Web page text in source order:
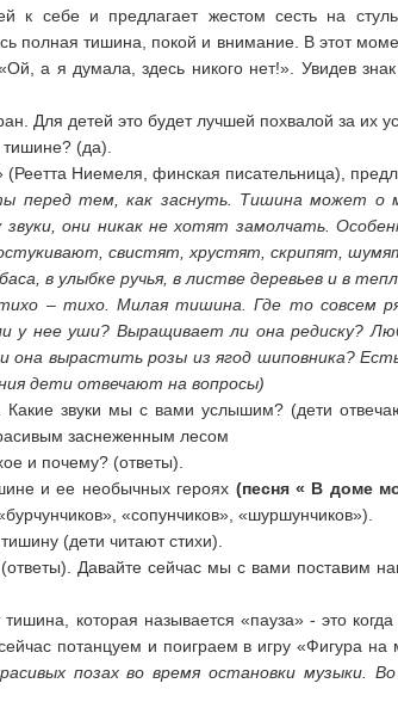
к себе и предлагает жестом сесть на
полная тишина, покой и внимание. В этот
а я думала, здесь никого нет!». Увидев
Для детей это будет лучшей похвалой за их
тишине? (да).
Ниемеля, финская писательница),
тем, как заснуть. Тишина может о
они никак не хотят замолчать.
свистят, хрустят, скрипят,
в улыбке ручья, в листве деревьев и в
– тихо. Милая тишина. Где то совсем
у нее уши? Выращивает ли она редиску?
вырастить розы из ягод шиповника?
дети отвечают на вопросы)
звуки мы с вами услышим? (дети
заснеженным лесом
и почему? (ответы).
и ее необычных героях (песня « В доме
«сопунчиков», «шуршунчиков»).
(дети читают стихи).
Давайте сейчас мы с вами поставим
которая называется «пауза» - это
потанцуем и поиграем в игру «Фигура на
позах во время остановки музыки. Во